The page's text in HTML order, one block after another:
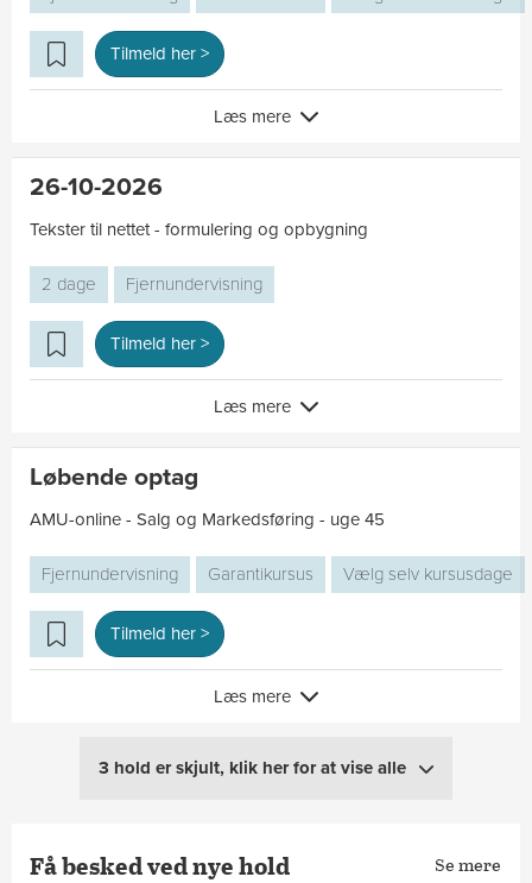
Tilmeld her >
Læs mere
26-10-2026
Tekster til nettet - formulering og opbygning
2 dage Fjernundervisning
Tilmeld her >
Læs mere
Løbende optag
AMU-online - Salg og Markedsføring - uge 45
Fjernundervisning Garantikursus Vælg selv kursusdage
Tilmeld her >
Læs mere
3 hold er skjult, klik her for at vise alle
Få besked ved nye hold Se mere